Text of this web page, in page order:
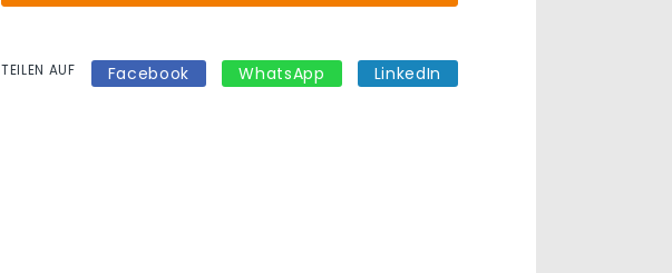
TEILEN AUF Facebook WhatsApp LinkedIn